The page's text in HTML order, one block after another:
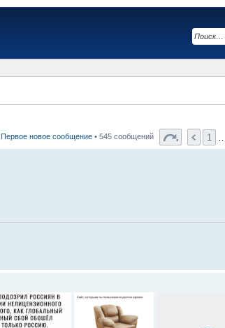
Первое новое сообщение • 545 сообщений 1